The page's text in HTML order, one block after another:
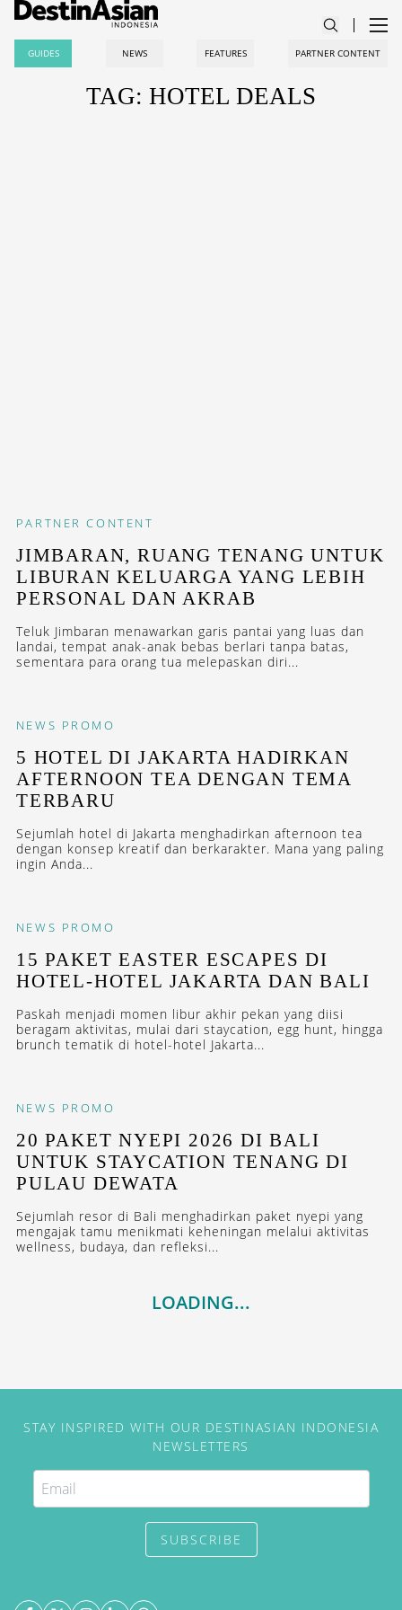
GUIDES NEWS FEATURES PARTNER CONTENT
TAG: HOTEL DEALS
PARTNER CONTENT
JIMBARAN, RUANG TENANG UNTUK
LIBURAN KELUARGA YANG LEBIH
PERSONAL DAN AKRAB
Teluk Jimbaran menawarkan garis pantai yang luas dan
landai, tempat anak-anak bebas berlari tanpa batas,
sementara para orang tua melepaskan diri...
NEWS PROMO
5 HOTEL DI JAKARTA HADIRKAN
AFTERNOON TEA DENGAN TEMA
TERBARU
Sejumlah hotel di Jakarta menghadirkan afternoon tea
dengan konsep kreatif dan berkarakter. Mana yang paling
ingin Anda...
NEWS PROMO
15 PAKET EASTER ESCAPES DI
HOTEL-HOTEL JAKARTA DAN BALI
Paskah menjadi momen libur akhir pekan yang diisi
beragam aktivitas, mulai dari staycation, egg hunt, hingga
brunch tematik di hotel-hotel Jakarta...
NEWS PROMO
20 PAKET NYEPI 2026 DI BALI
UNTUK STAYCATION TENANG DI
PULAU DEWATA
Sejumlah resor di Bali menghadirkan paket nyepi yang
mengajak tamu menikmati keheningan melalui aktivitas
wellness, budaya, dan refleksi...
LOADING...
STAY INSPIRED WITH OUR DESTINASIAN INDONESIA
NEWSLETTERS
SUBSCRIBE